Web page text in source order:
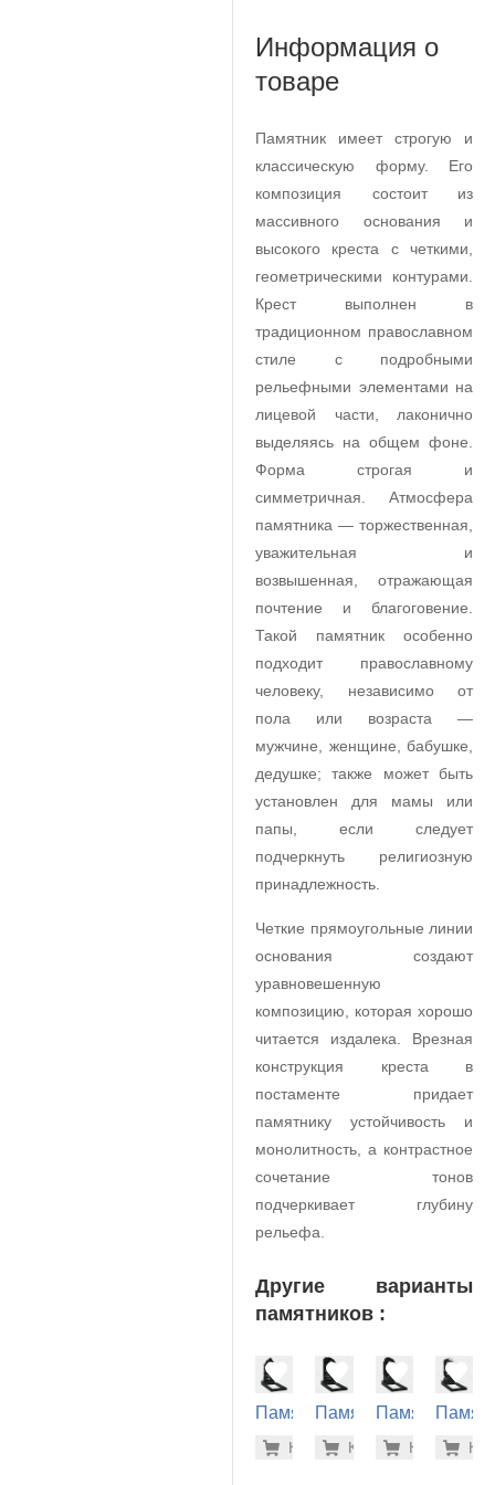
Информация о
товаре
Памятник имеет строгую и
классическую форму. Его
композиция состоит из
массивного основания и
высокого креста с четкими,
геометрическими контурами.
Крест выполнен в
традиционном православном
стиле с подробными
рельефными элементами на
лицевой части, лаконично
выделяясь на общем фоне.
Форма строгая и
симметричная. Атмосфера
памятника — торжественная,
уважительная и
возвышенная, отражающая
почтение и благоговение.
Такой памятник особенно
подходит православному
человеку, независимо от
пола или возраста —
мужчине, женщине, бабушке,
дедушке; также может быть
установлен для мамы или
папы, если следует
подчеркнуть религиозную
принадлежность.
Четкие прямоугольные линии
основания создают
уравновешенную
композицию, которая хорошо
читается издалека. Врезная
конструкция креста в
постаменте придает
памятнику устойчивость и
монолитность, а контрастное
сочетание тонов
подчеркивает глубину
рельефа.
Другие варианты
памятников :
Памятник
могилу
-7% 26.000
Купить
Памятник
могилу
-7%
Купить
Памятник
могилу
-
Купитьмогилу